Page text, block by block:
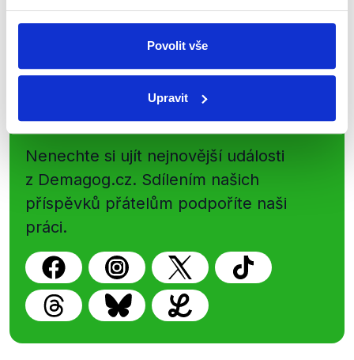
Povolit vše
Upravit
Sociální sítě
Nenechte si ujít nejnovější události
z Demagog.cz. Sdílením našich
příspěvků přátelům podpoříte naši
práci.